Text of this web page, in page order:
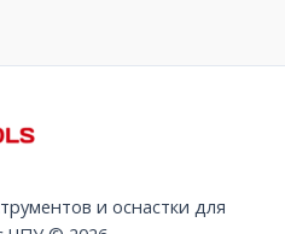
и оснастки для